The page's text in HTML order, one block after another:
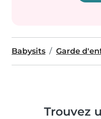
Babysits Garde
Trouvez